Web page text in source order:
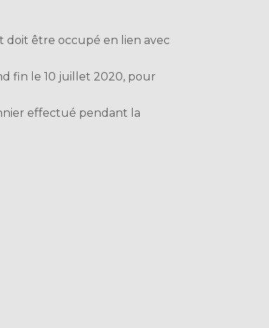
doit être occupé en lien avec
fin le 10 juillet 2020, pour
effectué pendant la